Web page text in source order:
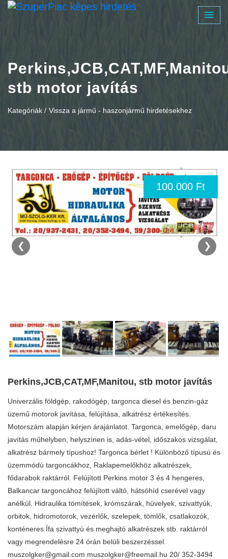
stb motor javítás
Kategóriák / Vissza a jármű - haszonjármű hirdetésekhez
100.000 Ft
❮ ❯
Perkins,JCB,CAT,MF,Manitou, stb motor javítás
Univerzális földgép, rakodógép, targonca diesel és benzin-gáz
üzemű motorok javítása, felújítása, alkatrész értékesítés.
Motorszám alapján kérjen árajánlatot. Targonca, emelőgép, daru
javítás műhelyben, helyszínen is, adás-vétel, időszakos vizsgálat,
alkatrész bármely típushoz! Targonca bérlet ! Különböző típusú és
üzemmódú targoncákhoz, Raklapemelőkhöz alkatrészek,
fődarabok raktárról. Felújított Perkins motor 3 és 4 hengeres,
Balkancar targoncához felújított váltó, hátsóhíd cserével vagy
anélkül. Hidraulika tömítések, krómszárak, hüvelyek, szivattyúk,
orbitok, hidromotorok, vezérlők, szelepek, tömlők, csatlakozók,
konténeres Ífa szivattyú és meghajtó alkatrészek stb. raktárról
vagy megrendelésre 24 órán belüli beszerzéssel.
muszolgker@gmail.com muszolgker@freemail.hu 20/ 352-3494